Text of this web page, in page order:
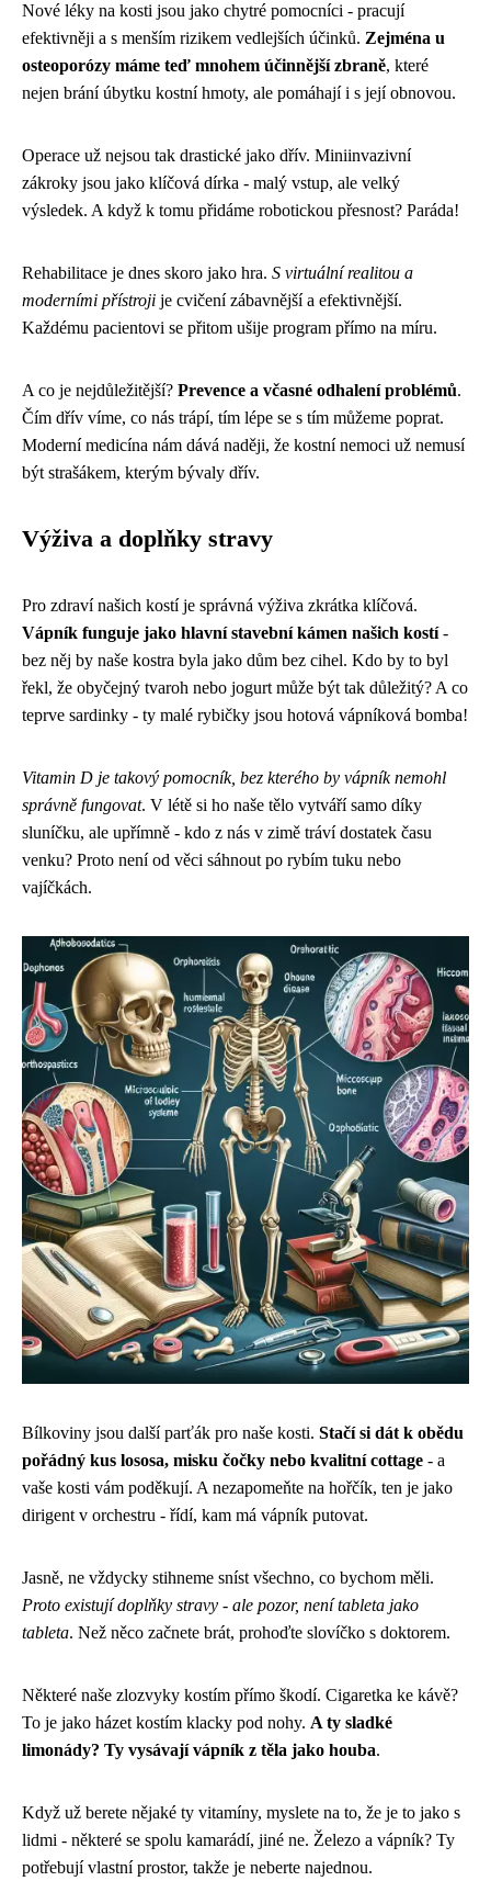
Nové léky na kosti jsou jako chytré pomocníci - pracují
efektivněji a s menším rizikem vedlejších účinků. Zejména u
osteoporózy máme teď mnohem účinnější zbraně, které
nejen brání úbytku kostní hmoty, ale pomáhají i s její obnovou.
Operace už nejsou tak drastické jako dřív. Miniinvazivní
zákroky jsou jako klíčová dírka - malý vstup, ale velký
výsledek. A když k tomu přidáme robotickou přesnost? Paráda!
Rehabilitace je dnes skoro jako hra. S virtuální realitou a
moderními přístroji je cvičení zábavnější a efektivnější.
Každému pacientovi se přitom ušije program přímo na míru.
A co je nejdůležitější? Prevence a včasné odhalení problémů.
Čím dřív víme, co nás trápí, tím lépe se s tím můžeme poprat.
Moderní medicína nám dává naději, že kostní nemoci už nemusí
být strašákem, kterým bývaly dřív.
Výživa a doplňky stravy
Pro zdraví našich kostí je správná výživa zkrátka klíčová.
Vápník funguje jako hlavní stavební kámen našich kostí-
bez něj by naše kostra byla jako dům bez cihel. Kdo by to byl
řekl, že obyčejný tvaroh nebo jogurt může být tak důležitý? A co
teprve sardinky - ty malé rybičky jsou hotová vápníková bomba!
Vitamin D je takový pomocník, bez kterého by vápník nemohl
správně fungovat. V létě si ho naše tělo vytváří samo díky
sluníčku, ale upřímně - kdo z nás v zimě tráví dostatek času
venku? Proto není od věci sáhnout po rybím tuku nebo
vajíčkách.
Bílkoviny jsou další parťák pro naše kosti. Stačí si dát k obědu
pořádný kus lososa, misku čočky nebo kvalitní cottage - a
vaše kosti vám poděkují. A nezapomeňte na hořčík, ten je jako
dirigent v orchestru - řídí, kam má vápník putovat.
Jasně, ne vždycky stihneme sníst všechno, co bychom měli.
Proto existují doplňky stravy - ale pozor, není tableta jako
tableta. Než něco začnete brát, prohoďte slovíčko s doktorem.
Některé naše zlozvyky kostím přímo škodí. Cigaretka ke kávě?
To je jako házet kostím klacky pod nohy. A ty sladké
limonády? Ty vysávají vápník z těla jako houba.
Když už berete nějaké ty vitamíny, myslete na to, že je to jako s
lidmi - některé se spolu kamarádí, jiné ne. Železo a vápník? Ty
potřebují vlastní prostor, takže je neberte najednou.